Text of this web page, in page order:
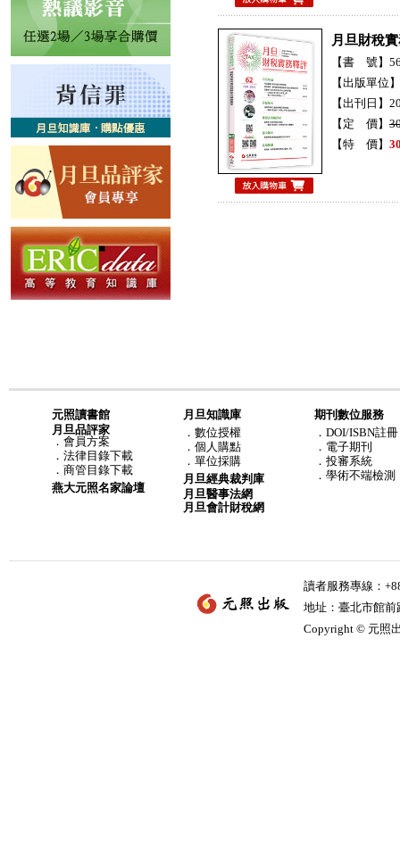
月旦財稅
【書 號】
【出版單位
【出刊日】
【定 價】
【特 價】
元照讀書館
月旦品評家
． 會員方案
． 法律目錄下載
． 商管目錄下載
燕大元照名家論壇
月旦知識庫
． 數位授權
． 個人購點
． 單位採購
月旦經典裁判庫
月旦醫事法網
月旦會計財稅網
期刊數位服務
．DOI/ISBN註冊
．電子期刊
．投審系統
．學術不端檢測
讀者服務專線：
地址：臺北市館
Copyright © 元照